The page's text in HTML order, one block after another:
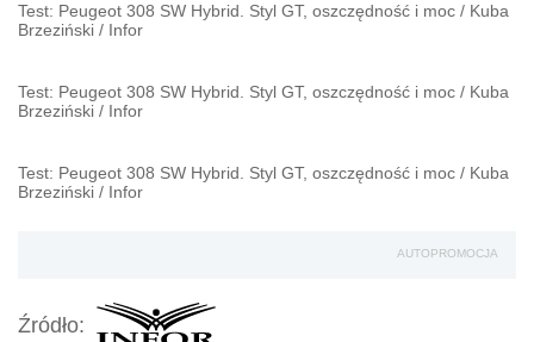
Test: Peugeot 308 SW Hybrid. Styl GT, oszczędność i moc / Kuba
Brzeziński / Infor
Test: Peugeot 308 SW Hybrid. Styl GT, oszczędność i moc / Kuba
Brzeziński / Infor
Test: Peugeot 308 SW Hybrid. Styl GT, oszczędność i moc / Kuba
Brzeziński / Infor
AUTOPROMOCJA
Źródło: